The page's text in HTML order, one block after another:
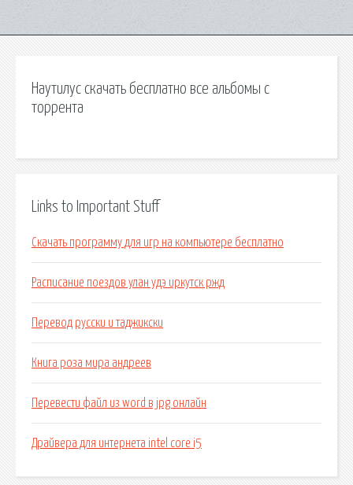
Наутилус скачать бесплатно все альбомы с
торрента
Links to Important Stuff
Скачать программу для игр на компьютере бесплатно
Расписание поездов улан удэ иркутск ржд
Перевод русски и таджикски
Книга роза мира андреев
Перевести файл из word в jpg онлайн
Драйвера для интернета intel core i5